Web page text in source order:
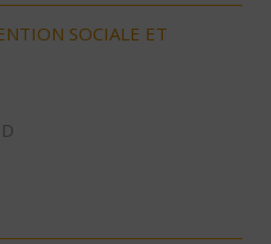
SOCIALE ET